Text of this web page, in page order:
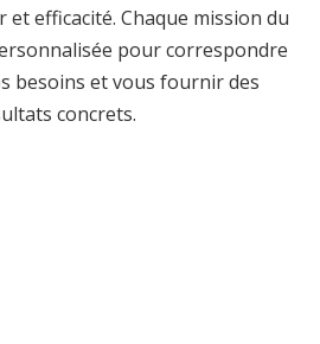
et efficacité. Chaque mission du
pour correspondre
besoins et vous fournir des
concrets.